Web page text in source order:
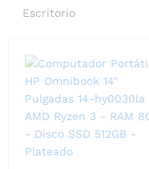
Escritorio